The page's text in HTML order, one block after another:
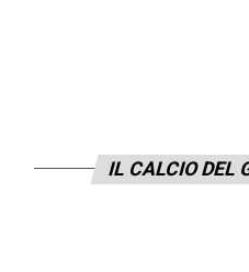
IL CALCIO DEL